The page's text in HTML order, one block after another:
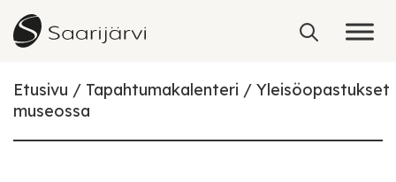
Skip to content
Etusivu Tapahtumakalenteri
Yleisöopastukset
museossa